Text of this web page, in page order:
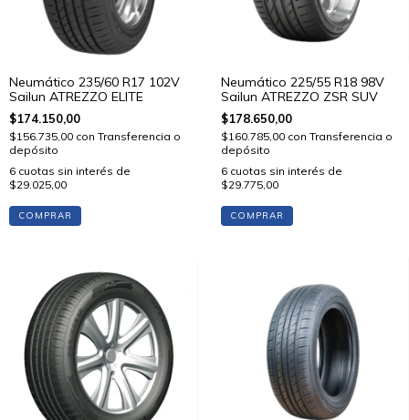
Neumático 235/60 R17 102V
Sailun ATREZZO ELITE
$174.150,00
$156.735,00 con Transferencia o
depósito
6 cuotas sin interés de
$29.025,00
COMPRAR
Neumático 225/55 R18 98V
Sailun ATREZZO ZSR SUV
$178.650,00
$160.785,00 con Transferencia o
depósito
6 cuotas sin interés de
$29.775,00
COMPRAR